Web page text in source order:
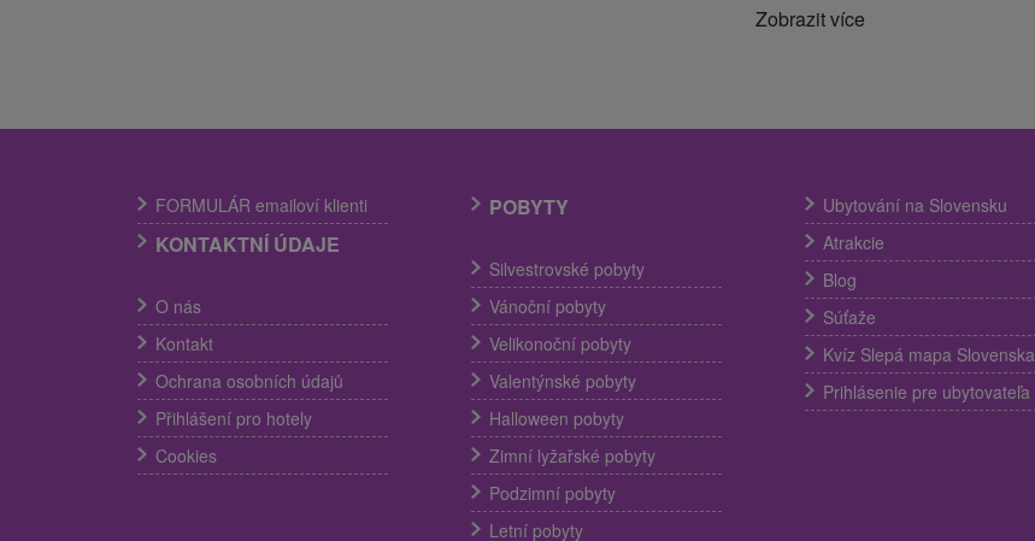
Zobrazit více
FORMULÁR emailoví klienti
KONTAKTNÍ ÚDAJE
O nás
Kontakt
Ochrana osobních údajů
Přihlášení pro hotely
Cookies
POBYTY
Silvestrovské pobyty
Vánoční pobyty
Velikonoční pobyty
Valentýnské pobyty
Halloween pobyty
Zimní lyžařské pobyty
Podzimní pobyty
Letní pobyty
Ubytování na Slovensku
Atrakcie
Blog
Súťaže
Kvíz Slepá mapa Slovenska
Prihlásenie pre ubytovateľa